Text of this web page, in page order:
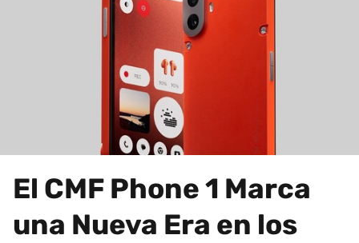
El CMF Phone 1 Marca
una Nueva Era en los